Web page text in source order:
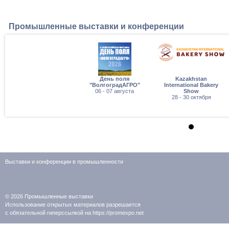
Промышленные выставки и конференции
День поля
"ВолгоградАГРО"
06 - 07 августа
Kazakhstan
International Bakery
Show
28 - 30 октября
Выставки и конференции в промышленности
© 2026 Промышленные выставки
Использование открытых материалов разрешается
с обязательной гиперссылкой на https://promexpo.net